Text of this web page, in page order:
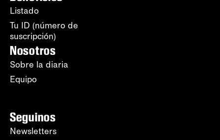
Listado
Tu ID (número de
suscripción)
Nosotros
Sobre la diaria
Equipo
Seguinos
Newsletters